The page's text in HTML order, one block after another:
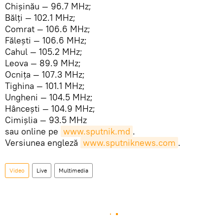
Chișinău — 96.7 MHz;
Bălți — 102.1 MHz;
Comrat — 106.6 MHz;
Fălești — 106.6 MHz;
Cahul — 105.2 MHz;
Leova — 89.9 MHz;
Ocnița — 107.3 MHz;
Tighina — 101.1 MHz;
Ungheni — 104.5 MHz;
Hâncești — 104.9 MHz;
Cimișlia — 93.5 MHz
sau online pe www.sputnik.md .
Versiunea engleză www.sputniknews.com .
Video Live Multimedia